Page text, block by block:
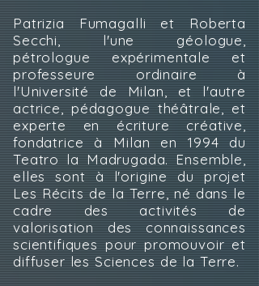
Patrizia Fumagalli et Roberta
Secchi, l'une géologue,
pétrologue expérimentale et
professeure ordinaire à
l'Université de Milan, et l'autre
actrice, pédagogue théâtrale, et
experte en écriture créative,
fondatrice à Milan en 1994 du
Teatro la Madrugada. Ensemble,
elles sont à l'origine du projet
Les Récits de la Terre, né dans le
cadre des activités de
valorisation des connaissances
scientifiques pour promouvoir et
diffuser les Sciences de la Terre.